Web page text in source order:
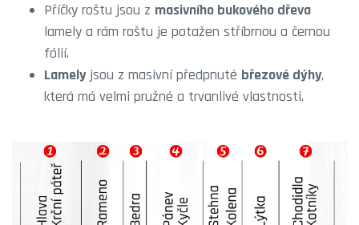
Příčky roštu jsou z masivního bukového dřeva
lamely a rám roštu je potažen stříbrnou a černou
fólií.
Lamely jsou z masivní předpnuté březové dýhy,
která má velmi pružné a trvanlivé vlastnosti.